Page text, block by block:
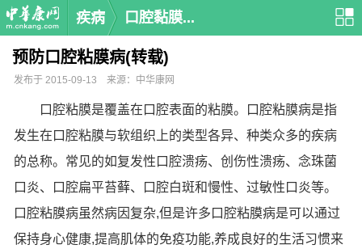
疾病 口腔黏膜...
预防口腔粘膜病(转载)
发布于 2015-09-13 来源：中华康网
口腔粘膜是覆盖在口腔表面的粘膜。口腔粘膜病是指
发生在口腔粘膜与软组织上的类型各异、种类众多的疾病
的总称。常见的如复发性口腔溃疡、创伤性溃疡、念珠菌
口炎、口腔扁平苔藓、口腔白斑和慢性、过敏性口炎等。
口腔粘膜病虽然病因复杂,但是许多口腔粘膜病是可以通过
保持身心健康,提高肌体的免疫功能,养成良好的生活习惯来